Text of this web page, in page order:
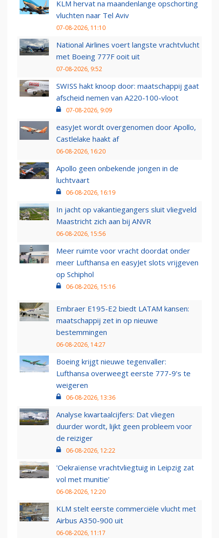
KLM hervat na maandenlange opschorting
vluchten naar Tel Aviv
07-08-2026, 11:10
National Airlines voert langste vrachtvlucht
met Boeing 777F ooit uit
07-08-2026, 9:52
SWISS hakt knoop door: maatschappij gaat
afscheid nemen van A220-100-vloot
07-08-2026, 9:09
easyJet wordt overgenomen door Apollo,
Castlelake haakt af
06-08-2026, 16:20
Apollo geen onbekende jongen in de
luchtvaart
06-08-2026, 16:19
In jacht op vakantiegangers sluit vliegveld
Maastricht zich aan bij ANVR
06-08-2026, 15:56
Meer ruimte voor vracht doordat onder
meer Lufthansa en easyJet slots vrijgeven
op Schiphol
06-08-2026, 15:16
Embraer E195-E2 biedt LATAM kansen:
maatschappij zet in op nieuwe
bestemmingen
06-08-2026, 14:27
Boeing krijgt nieuwe tegenvaller:
Lufthansa overweegt eerste 777-9’s te
weigeren
06-08-2026, 13:36
Analyse kwartaalcijfers: Dat vliegen
duurder wordt, lijkt geen probleem voor
de reiziger
06-08-2026, 12:22
'Oekraïense vrachtvliegtuig in Leipzig zat
vol met munitie'
06-08-2026, 12:20
KLM stelt eerste commerciële vlucht met
Airbus A350-900 uit
06-08-2026, 11:17